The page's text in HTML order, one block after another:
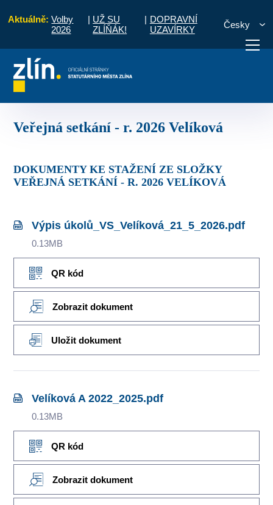
Aktuálně: Volby
2026
| UŽ SU
ZLÍŇÁK!
| DOPRAVNÍ
UZAVÍRKY
Česky
vyřídit
Veřejná setkání - r. 2026 Velíková
DOKUMENTY KE STAŽENÍ ZE SLOŽKY
VEŘEJNÁ SETKÁNÍ - R. 2026 VELÍKOVÁ
Výpis úkolů_VS_Velíková_21_5_2026.pdf
0.13MB
QR kód
Zobrazit dokument
Uložit dokument
Velíková A 2022_2025.pdf
0.13MB
QR kód
Zobrazit dokument